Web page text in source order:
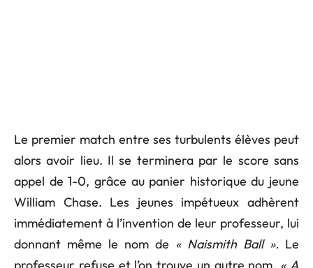
Le premier match entre ses turbulents élèves peut
alors avoir lieu. Il se terminera par le score sans
appel de 1-0, grâce au panier historique du jeune
William Chase. Les jeunes impétueux adhèrent
immédiatement à l’invention de leur professeur, lui
donnant même le nom de « Naismith Ball ». Le